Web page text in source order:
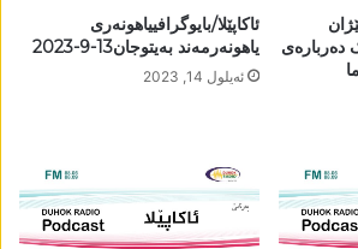
دەربارەی
ئاکاپێلا/بایوگرافییاھونەری
یاھونەرمەند بەیتوجان13-9-2023
ئه‌یلول 14, 2023